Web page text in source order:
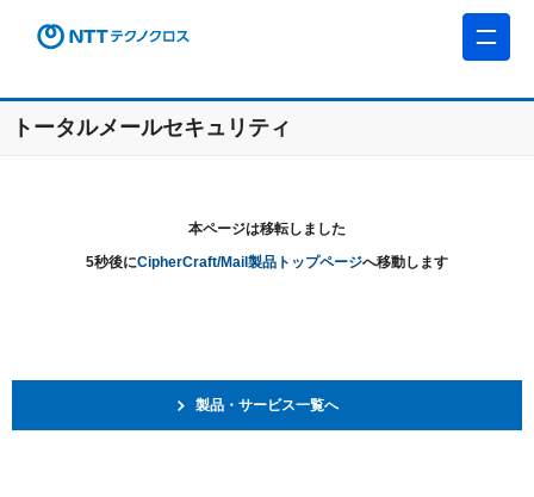
トータルメールセキュリティ
本ページは移転しました
5秒後にCipherCraft/Mail製品トップページへ移動します
製品・サービス一覧へ